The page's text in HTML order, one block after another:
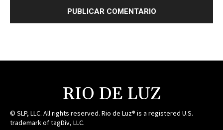
RIO DE LUZ
© SLP, LLC. All rights reserved. Rio de Luz® is a registered U.S.
trademark of tagDiv, LLC.